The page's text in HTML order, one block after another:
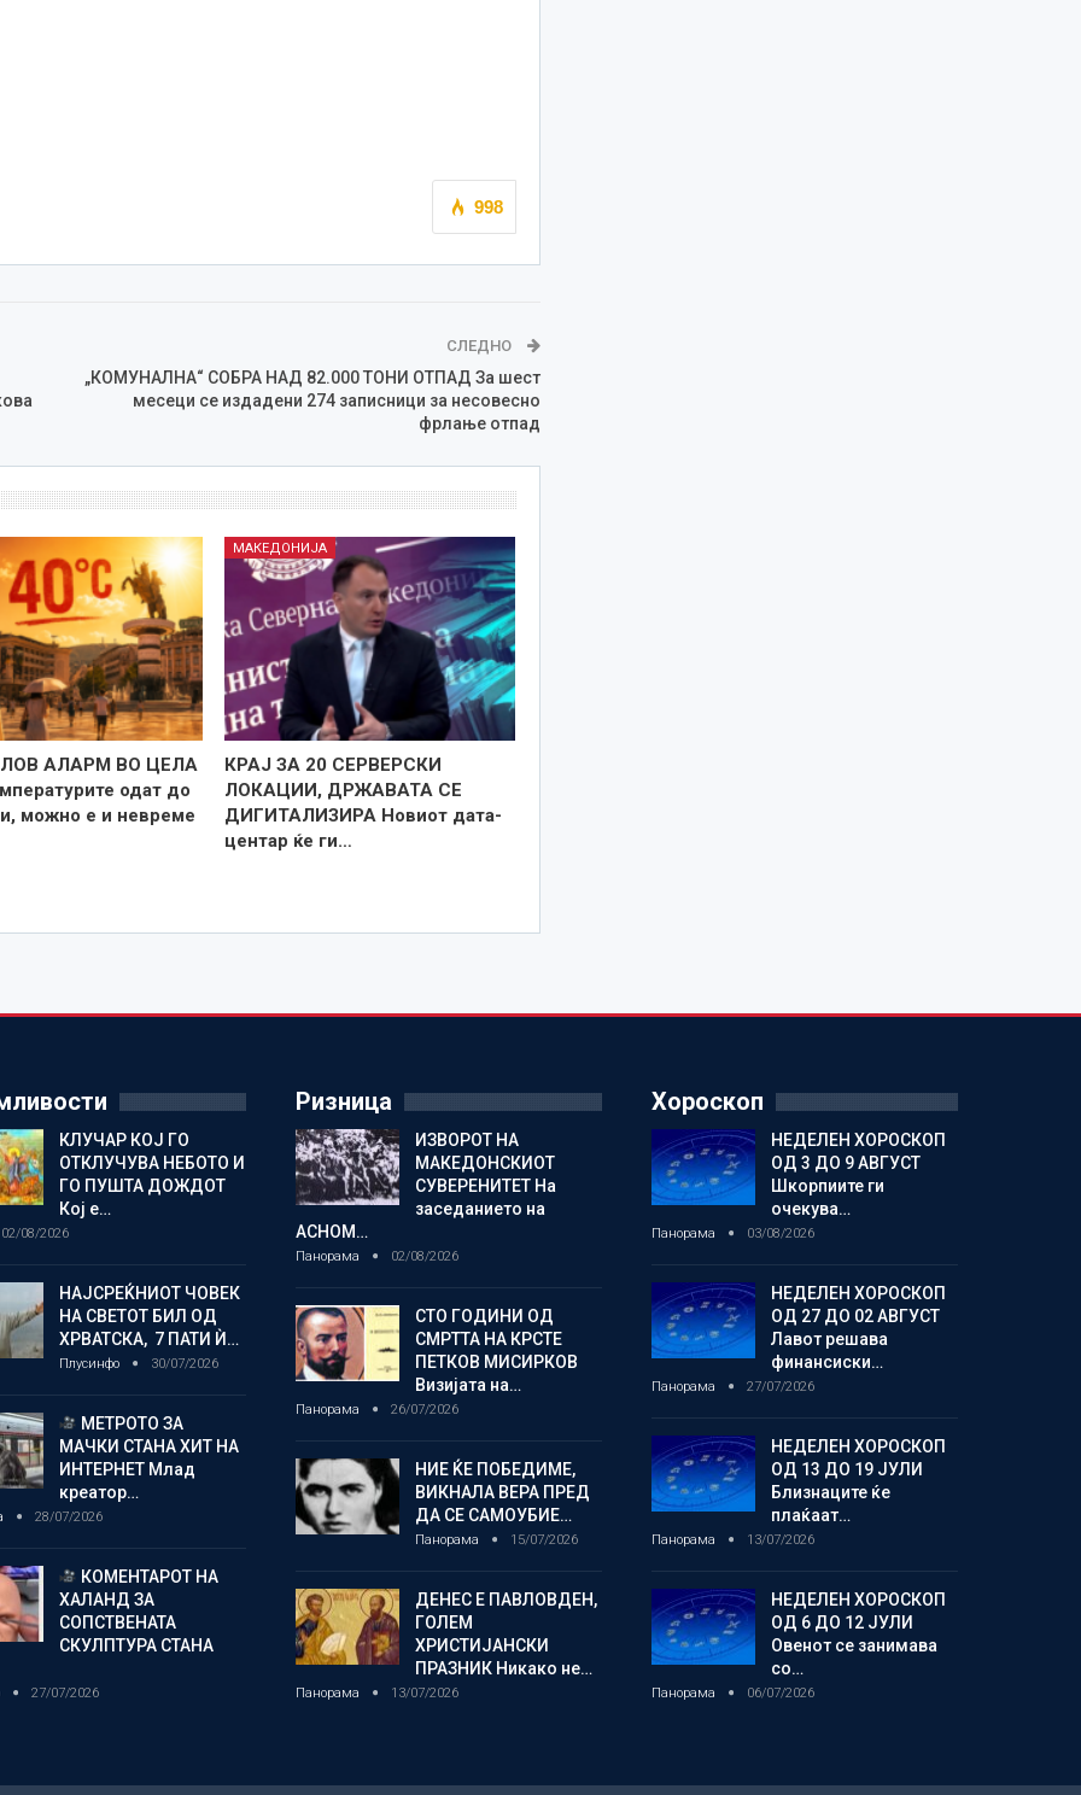
998
СЛЕДНО
„КОМУНАЛНА“ СОБРА НАД 82.000 ТОНИ ОТПАД За шест
месеци се издадени 274 записници за несовесно
фрлање отпад
АЛАРМ ВО ЦЕЛА
одат до
можно е и невреме
МАКЕДОНИЈА
КРАЈ ЗА 20 СЕРВЕРСКИ
ЛОКАЦИИ, ДРЖАВАТА СЕ
ДИГИТАЛИЗИРА Новиот дата-
центар ќе ги…
КЛУЧАР КОЈ ГО
ОТКЛУЧУВА НЕБОТО И
ГО ПУШТА ДОЖДОТ
Кој е…
02/08/2026
НАЈСРЕЌНИОТ ЧОВЕК
НА СВЕТОТ БИЛ ОД
ХРВАТСКА, 7 ПАТИ Ѝ…
Плусинфо 30/07/2026
МЕТРОТО ЗА
МАЧКИ СТАНА ХИТ НА
ИНТЕРНЕТ Млад
креатор…
28/07/2026
КОМЕНТАРОТ НА
ХАЛАНД ЗА
СОПСТВЕНАТА
СКУЛПТУРА СТАНА
27/07/2026
Ризница
ИЗВОРОТ НА
МАКЕДОНСКИОТ
СУВЕРЕНИТЕТ На
заседанието на
АСНОМ…
Панорама 02/08/2026
СТО ГОДИНИ ОД
СМРТТА НА КРСТЕ
ПЕТКОВ МИСИРКОВ
Визијата на…
Панорама 26/07/2026
НИЕ ЌЕ ПОБЕДИМЕ,
ВИКНАЛА ВЕРА ПРЕД
ДА СЕ САМОУБИЕ…
Панорама 15/07/2026
ДЕНЕС Е ПАВЛОВДЕН,
ГОЛЕМ
ХРИСТИЈАНСКИ
ПРАЗНИК Никако не…
Панорама 13/07/2026
Хороскоп
НЕДЕЛЕН ХОРОСКОП
ОД 3 ДО 9 АВГУСТ
Шкорпиите ги
очекува…
Панорама 03/08/2026
НЕДЕЛЕН ХОРОСКОП
ОД 27 ДО 02 АВГУСТ
Лавот решава
финансиски…
Панорама 27/07/2026
НЕДЕЛЕН ХОРОСКОП
ОД 13 ДО 19 ЈУЛИ
Близнаците ќе
плаќаат…
Панорама 13/07/2026
НЕДЕЛЕН ХОРОСКОП
ОД 6 ДО 12 ЈУЛИ
Овенот се занимава
со…
Панорама 06/07/2026